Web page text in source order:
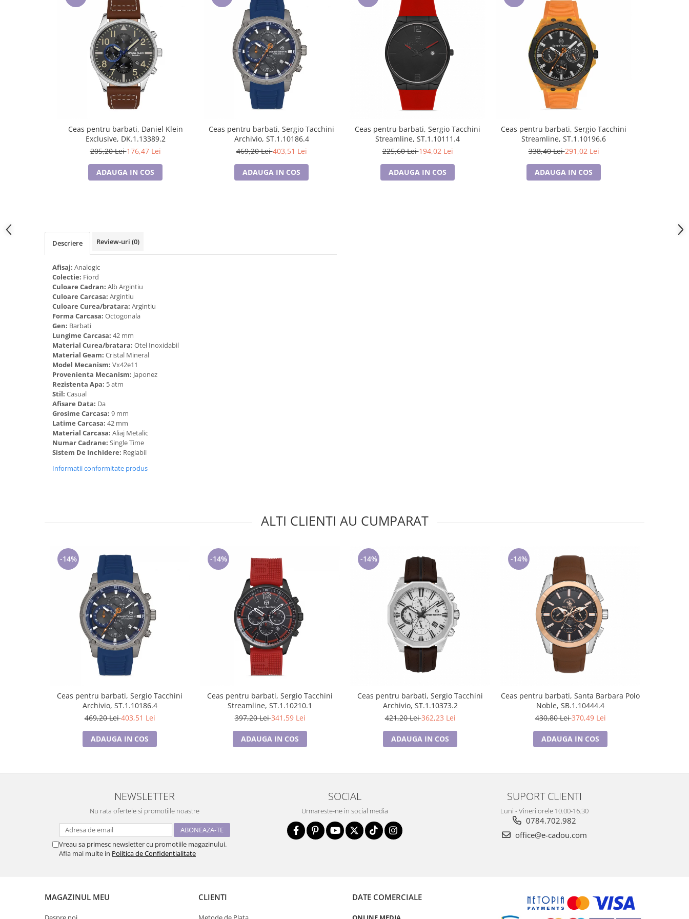
Lenjerii de pat pentru copii
Halate si pijamale Family
Tricouri de craciun
Tricouri de cuplu Valentine's Day
Cadouri pentru Bunici
Cadouri pentru Nasi si Fini
Cadouri Craciun
Cadouri pentru Mama
Cadouri pentru profesori sau absolventi
Cadouri Back to school
Cadouri de Paște
Cadouri Traditionale Romanesti
Cadouri pentru CUPLU El & Ea
Cadouri Iubitori de animale
Cadouri GRAVIDE
Cadouri pentru sportivi
Cadouri Pensionare
Cadouri Colegi, sefi sau angajati
Cadouri pentru Doctori
Ceas pentru barbati, Daniel Klein
Exclusive, DK.1.13389.2
205,20 Lei176,47 Lei
ADAUGA IN COS
Ceas pentru barbati, Sergio Tacchini
Archivio, ST.1.10186.4
469,20 Lei403,51 Lei
ADAUGA IN COS
Ceas pentru barbati, Sergio Tacchini
Streamline, ST.1.10111.4
225,60 Lei194,02 Lei
ADAUGA IN COS
Ceas pentru barbati, Sergio Tacchini
Streamline, ST.1.10196.6
338,40 Lei291,02 Lei
ADAUGA IN COS
Descriere Review-uri (0)
Afisaj: Analogic
Colectie: Fiord
Culoare Cadran: Alb Argintiu
Culoare Carcasa: Argintiu
Culoare Curea/bratara: Argintiu
Forma Carcasa: Octogonala
Gen: Barbati
Lungime Carcasa: 42 mm
Material Curea/bratara: Otel Inoxidabil
Material Geam: Cristal Mineral
Model Mecanism: Vx42e11
Provenienta Mecanism: Japonez
Rezistenta Apa: 5 atm
Stil: Casual
Afisare Data: Da
Grosime Carcasa: 9 mm
Latime Carcasa: 42 mm
Material Carcasa: Aliaj Metalic
Numar Cadrane: Single Time
Sistem De Inchidere: Reglabil
Informatii conformitate produs
ALTI CLIENTI AU CUMPARAT
-14%
Ceas pentru barbati, Sergio Tacchini
Archivio, ST.1.10186.4
469,20 Lei403,51 Lei
ADAUGA IN COS
-14%
Ceas pentru barbati, Sergio Tacchini
Streamline, ST.1.10210.1
397,20 Lei341,59 Lei
ADAUGA IN COS
-14%
Ceas pentru barbati, Sergio Tacchini
Archivio, ST.1.10373.2
421,20 Lei362,23 Lei
ADAUGA IN COS
-14%
Ceas pentru barbati, Santa Barbara Polo
Noble, SB.1.10444.4
430,80 Lei370,49 Lei
ADAUGA IN COS
NEWSLETTER
Nu rata ofertele si promotiile noastre
Vreau sa primesc newsletter cu promotiile magazinului.
Afla mai multe in Politica de Confidentialitate
SOCIAL
Urmareste-ne in social media
SUPORT CLIENTI
Luni - Vineri orele 10.00-16.30
0784.702.982
office@e-cadou.com
MAGAZINUL MEU CLIENTI DATE COMERCIALE